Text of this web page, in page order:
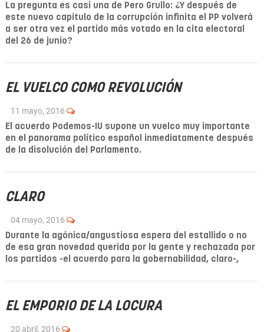
La pregunta es casi una de Pero Grullo: ¿Y después de
este nuevo capítulo de la corrupción infinita el PP volverá
a ser otra vez el partido más votado en la cita electoral
del 26 de junio?
EL VUELCO COMO REVOLUCIÓN
11 mayo, 2016
El acuerdo Podemos-IU supone un vuelco muy importante
en el panorama político español inmediatamente después
de la disolución del Parlamento.
CLARO
04 mayo, 2016
Durante la agónica/angustiosa espera del estallido o no
de esa gran novedad querida por la gente y rechazada por
los partidos -el acuerdo para la gobernabilidad, claro-,
EL EMPORIO DE LA LOCURA
20 abril, 2016